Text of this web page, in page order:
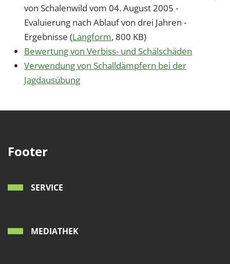
von Schalenwild vom 04. August 2005 -
Evaluierung nach Ablauf von drei Jahren -
Ergebnisse (Langform, 800 KB)
Bewertung von Verbiss- und Schälschäden
Verwendung von Schalldämpfern bei der
Jagdausübung
Footer
SERVICE
MEDIATHEK